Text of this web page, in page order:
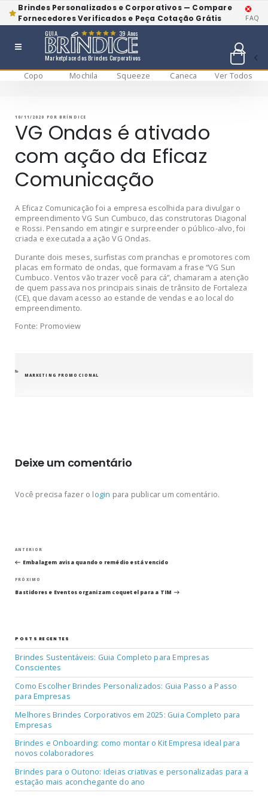
Brindes Personalizados e Corporativos — Compare
Fornecedores Verificados e Peça Cotação Grátis
FAQ
Marketplace dos Brindes Corporativos
GUIA 39 Anos
Copo Mochila Squeeze Caneca
Ver Todos
conteúdo
PUBLICADO
10/11/2020 PORBRÍNDICE
VG Ondas é ativado
com ação da Eficaz
Comunicação
A Eficaz Comunicação foi a empresa escolhida para divulgar o
empreendimento VG Sun Cumbuco, das construtoras Diagonal
e Rossi. Pensando em atingir e surpreender o público-alvo, foi
criada e executada a ação VG Ondas.
Durante dois meses, surfistas com pranchas e promotores com
placas em formato de ondas, que formavam a frase “VG Sun
Cumbuco. Ventos vão trazer você para cá”, chamaram a atenção
de quem passava nos principais sinais de trânsito de Fortaleza
(CE), que davam acesso ao estande de vendas e ao local do
empreendimento.
Fonte: Promoview
CATEGORIAS
MARKETING PROMOCIONAL
Deixe um comentário
Você precisa fazer ologin para publicar um comentário.
Navegação
de
Post
Post
anterior
ANTERIOR
Embalagem avisa quando o remédio está vencido
Próximo
post
PRÓXIMO
Bastidores e Eventos organizam coquetel para a TIM
POSTS RECENTES
Brindes Sustentáveis: Guia Completo para Empresas
Conscientes
Como Escolher Brindes Personalizados: Guia Passo a Passo
para Empresas
Melhores Brindes Corporativos em 2025: Guia Completo para
Empresas
Brindes e Onboarding: como montar o Kit Empresa ideal para
novos colaboradores
Brindes para o Outono: ideias criativas e personalizadas para a
estação mais aconchegante do ano